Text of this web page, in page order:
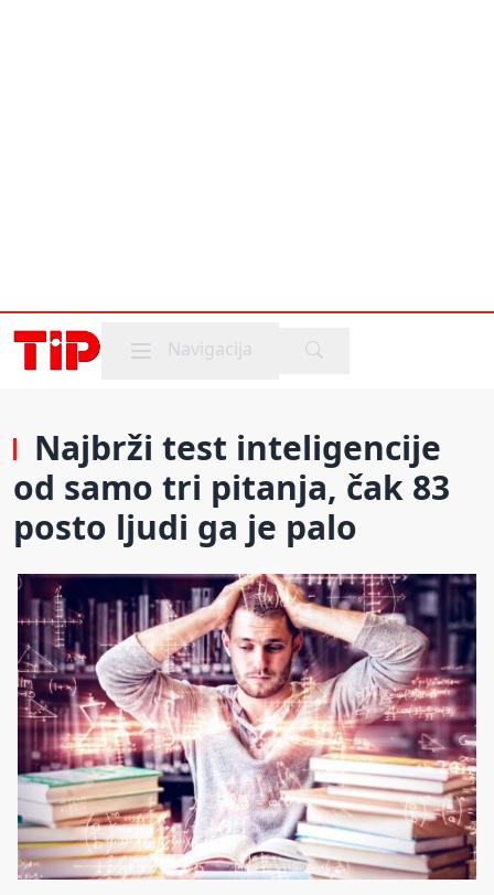
Mobile menu
Navigacija
Najbrži test inteligencije
od samo tri pitanja, čak 83
posto ljudi ga je palo